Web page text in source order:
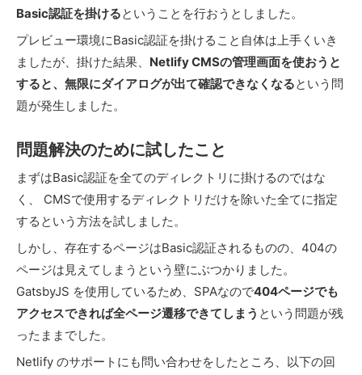
Basic認証を掛けるということを行おうとしました。
プレビュー環境にBasic認証を掛けること自体は上手くいき
ましたが、掛けた結果、 Netlify CMSの管理画面を使おうと
すると、無限にダイアログが出て確認できなくなるという問
題が発生しました。
問題解決のために試したこと
まずはBasic認証を全てのディレクトリに掛けるのではな
く、 CMSで使用するディレクトリだけを除いた全てに指定
するという方法を試しました。
しかし、存在するページはBasic認証されるものの、404の
ページは見えてしまうという壁にぶつかりました。
GatsbyJS を使用しているため、SPAなので404ページでも
アクセスできれば全ページ遷移できてしまう という問題が残
ったままでした。
Netlify のサポートにも問い合わせをしたところ、以下の回